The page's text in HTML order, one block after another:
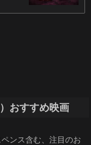
おすすめ映画
ンス含む、注目のお